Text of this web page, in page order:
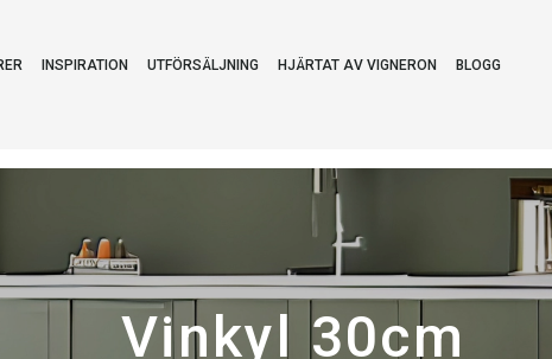
INSPIRATION UTFÖRSÄLJNING HJÄRTAT AV VIGNERON BLOGG
Vinkyl 30cm